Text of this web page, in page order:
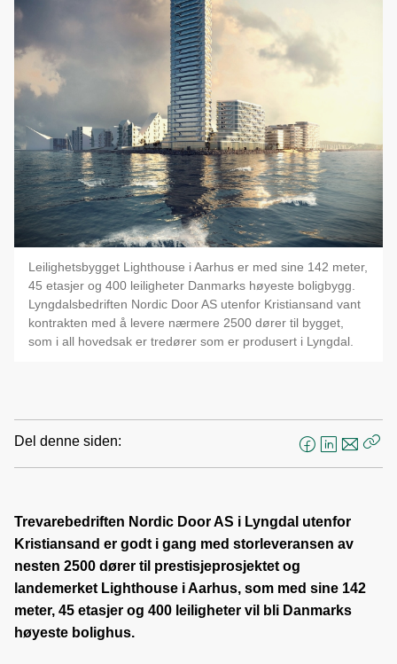
Leilighetsbygget Lighthouse i Aarhus er med sine 142 meter,
45 etasjer og 400 leiligheter Danmarks høyeste boligbygg.
Lyngdalsbedriften Nordic Door AS utenfor Kristiansand vant
kontrakten med å levere nærmere 2500 dører til bygget,
som i all hovedsak er tredører som er produsert i Lyngdal.
Del denne siden:
F
e
b
o
L
k
e
I
E
o
s
Trevarebedriften Nordic Door AS i Lyngdal utenfor
Kristiansand er godt i gang med storleveransen av
nesten 2500 dører til prestisjeprosjektet og
landemerket Lighthouse i Aarhus, som med sine 142
meter, 45 etasjer og 400 leiligheter vil bli Danmarks
høyeste bolighus.